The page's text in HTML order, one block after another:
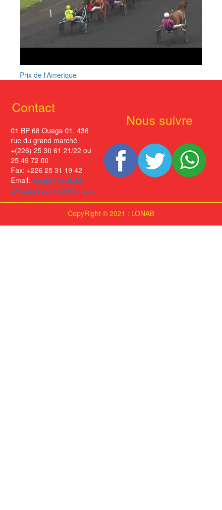
Prix de l'Amerique
Contact
01 BP 68 Ouaga 01. 436
rue du grand marché
+(226) 25 30 61 21/22 ou
25 49 72 00
Fax: +226 25 31 19 42
Email: lonab@lonab.bf
www.facebook.com/lonab.bf
Nous suivre
CopyRight © 2021 : LONAB